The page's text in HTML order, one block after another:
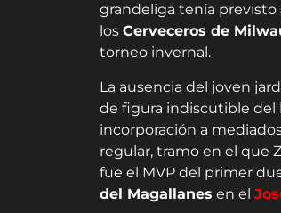
grandeliga tenía previsto
los Cerveceros de
torneo invernal.
La ausencia del joven
de figura indiscutible del
incorporación a
regular, tramo en el que
fue el MVP del primer
del Magallanes en el